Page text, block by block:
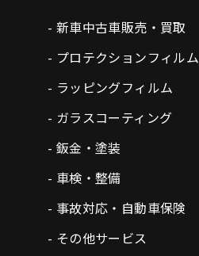
新車中古車販売・買取
プロテクションフィルム
ラッピングフィルム
ガラスコーティング
鈑金・塗装
車検・整備
事故対応・自動車保険
その他サービス